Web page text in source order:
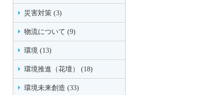
災害対策 (3)
物流について (9)
環境 (13)
環境推進（花壇） (18)
環境未来創造 (33)